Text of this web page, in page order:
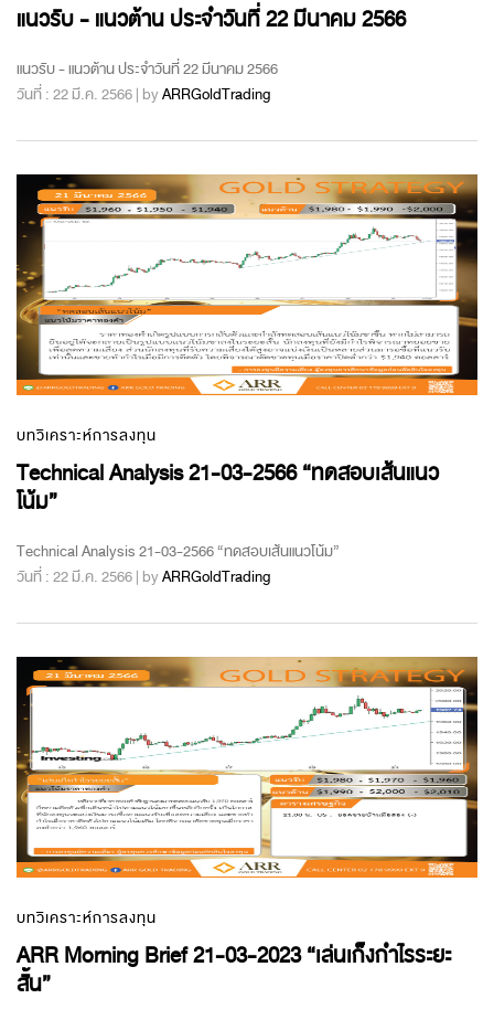
แนวรับ - แนวต้าน ประจำวันที่ 22 มีนาคม 2566
แนวรับ - แนวต้าน ประจำวันที่ 22 มีนาคม 2566
วันที่ : 22 มี.ค. 2566 | byARRGoldTrading
บทวิเคราะห์การลงทุน
Technical Analysis 21-03-2566 “ทดสอบเส้นแนว
โน้ม”
Technical Analysis 21-03-2566 “ทดสอบเส้นแนวโน้ม”
วันที่ : 22 มี.ค. 2566 | byARRGoldTrading
บทวิเคราะห์การลงทุน
ARR Morning Brief 21-03-2023 “เล่นเก็งกำไรระยะ
สั้น”